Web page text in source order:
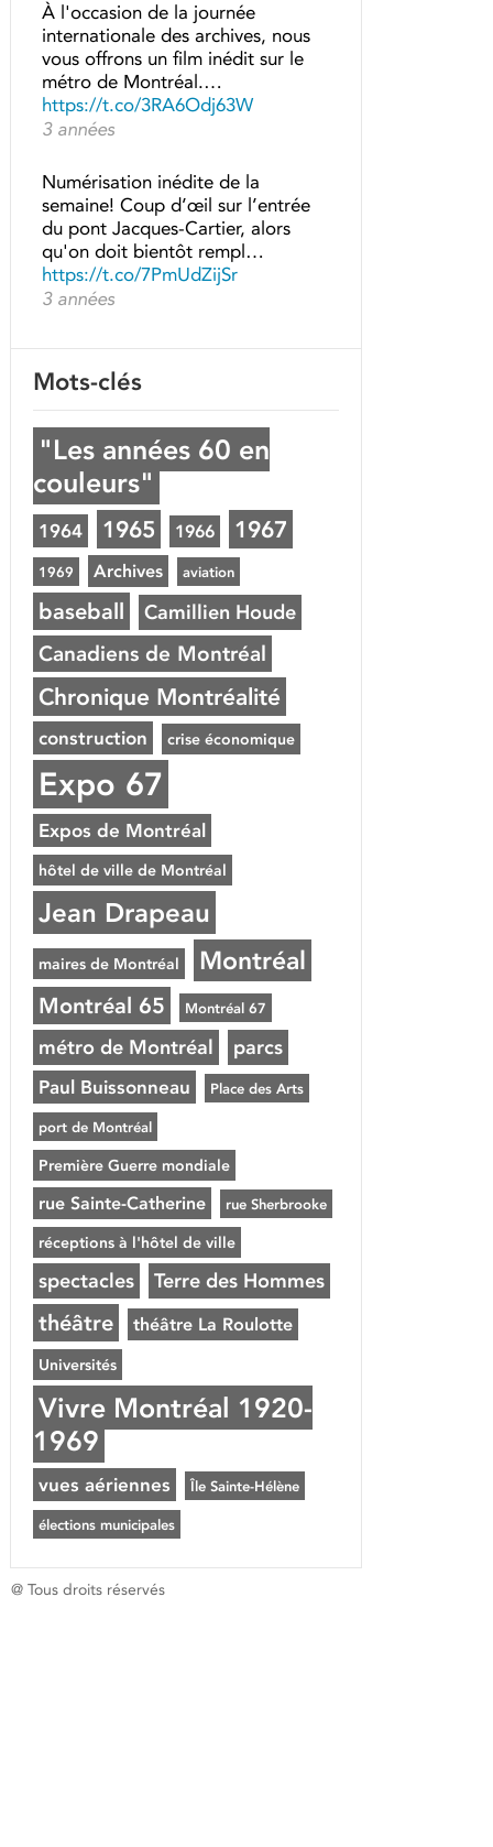
À l'occasion de la journée
internationale des archives, nous
vous offrons un film inédit sur le
métro de Montréal.…
https://t.co/3RA6Odj63W
3 années
Numérisation inédite de la
semaine! Coup d’œil sur l’entrée
du pont Jacques-Cartier, alors
qu'on doit bientôt rempl…
https://t.co/7PmUdZijSr
3 années
Mots-clés
"Les années 60 en
couleurs"
1964 1965 1966 1967
1969 Archives aviation
baseball Camillien Houde
Canadiens de Montréal
Chronique Montréalité
construction crise économique
Expo 67
Expos de Montréal
hôtel de ville de Montréal
Jean Drapeau
maires de Montréal Montréal
Montréal 65 Montréal 67
métro de Montréal parcs
Paul Buissonneau Place des Arts
port de Montréal
Première Guerre mondiale
rue Sainte-Catherine rue Sherbrooke
réceptions à l'hôtel de ville
spectacles Terre des Hommes
théâtre théâtre La Roulotte
Universités
Vivre Montréal 1920-
1969
vues aériennes Île Sainte-Hélène
élections municipales
@ Tous droits réservés